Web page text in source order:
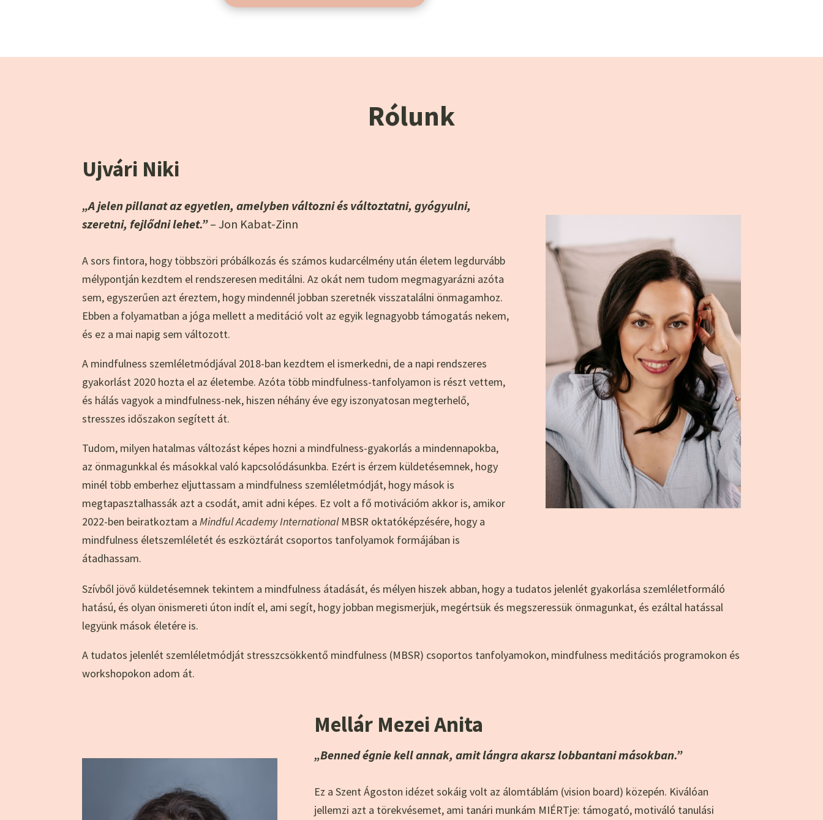
Rólunk
Ujvári Niki
„A jelen pillanat az egyetlen, amelyben változni és változtatni, gyógyulni,
szeretni, fejlődni lehet.”– Jon Kabat-Zinn
A sors fintora, hogy többszöri próbálkozás és számos kudarcélmény után életem legdurvább
mélypontján kezdtem el rendszeresen meditálni. Az okát nem tudom megmagyarázni azóta
sem, egyszerűen azt éreztem, hogy mindennél jobban szeretnék visszatalálni önmagamhoz.
Ebben a folyamatban a jóga mellett a meditáció volt az egyik legnagyobb támogatás nekem,
és ez a mai napig sem változott.
A mindfulness szemléletmódjával 2018-ban kezdtem el ismerkedni, de a napi rendszeres
gyakorlást 2020 hozta el az életembe. Azóta több mindfulness-tanfolyamon is részt vettem,
és hálás vagyok a mindfulness-nek, hiszen néhány éve egy iszonyatosan megterhelő,
stresszes időszakon segített át.
Tudom, milyen hatalmas változást képes hozni a mindfulness-gyakorlás a mindennapokba,
az önmagunkkal és másokkal való kapcsolódásunkba. Ezért is érzem küldetésemnek, hogy
minél több emberhez eljuttassam a mindfulness szemléletmódját, hogy mások is
megtapasztalhassák azt a csodát, amit adni képes. Ez volt a fő motivációm akkor is, amikor
2022-ben beiratkoztam a Mindful Academy InternationalMBSR oktatóképzésére, hogy a
mindfulness életszemléletét és eszköztárát csoportos tanfolyamok formájában is
átadhassam.
Szívből jövő küldetésemnek tekintem a mindfulness átadását, és mélyen hiszek abban, hogy a tudatos jelenlét gyakorlása szemléletformáló
hatású, és olyan önismereti úton indít el, ami segít, hogy jobban megismerjük, megértsük és megszeressük önmagunkat, és ezáltal hatással
legyünk mások életére is.
A tudatos jelenlét szemléletmódját stresszcsökkentő mindfulness (MBSR) csoportos tanfolyamokon, mindfulness meditációs programokon és
workshopokon adom át.
Mellár Mezei Anita
„Benned égnie kell annak, amit lángra akarsz lobbantani másokban.”
Ez a Szent Ágoston idézet sokáig volt az álomtáblám (vision board) közepén. Kiválóan
jellemzi azt a törekvésemet, ami tanári munkám MIÉRTje: támogató, motiváló tanulási